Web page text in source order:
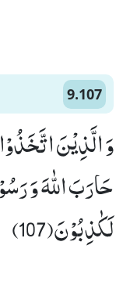
9.107
وَ الَّذِیْنَ
حَارَبَ اللّٰهَ وَ
لَكٰذِبُوْنَ(107)